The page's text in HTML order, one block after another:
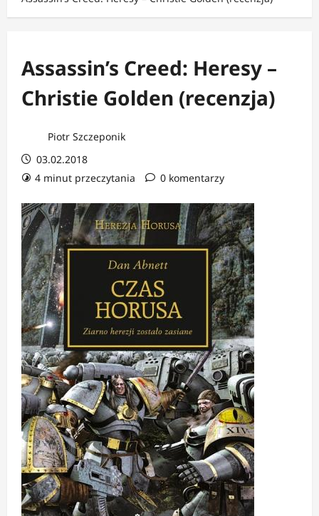
Assassin’s Creed: Heresy –
Christie Golden (recenzja)
Piotr Szczeponik
03.02.2018
4 minut przeczytania
0 komentarzy